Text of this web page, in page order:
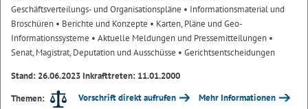
Geschäftsverteilungs- und Organisationspläne • Informationsmaterial und
Broschüren • Berichte und Konzepte • Karten, Pläne und Geo-
Informationssysteme • Aktuelle Meldungen und Pressemitteilungen •
Senat, Magistrat, Deputation und Ausschüsse • Gerichtsentscheidungen
Stand: 26.06.2023 Inkrafttreten: 11.01.2000
Themen:
Vorschrift direkt aufrufen Mehr Informationen